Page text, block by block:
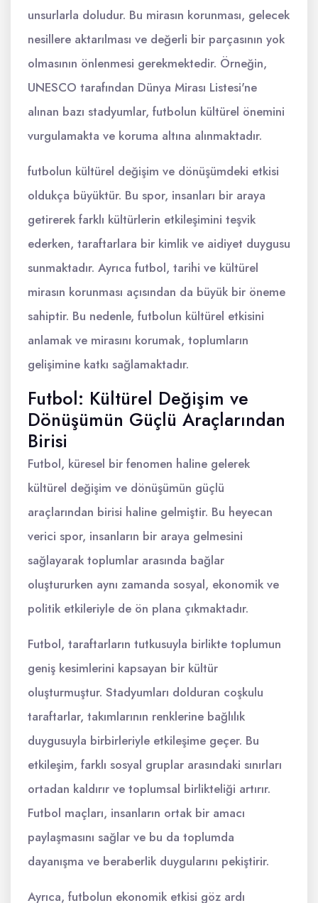
unsurlarla doludur. Bu mirasın korunması, gelecek
nesillere aktarılması ve değerli bir parçasının yok
olmasının önlenmesi gerekmektedir. Örneğin,
UNESCO tarafından Dünya Mirası Listesi'ne
alınan bazı stadyumlar, futbolun kültürel önemini
vurgulamakta ve koruma altına alınmaktadır.
futbolun kültürel değişim ve dönüşümdeki etkisi
oldukça büyüktür. Bu spor, insanları bir araya
getirerek farklı kültürlerin etkileşimini teşvik
ederken, taraftarlara bir kimlik ve aidiyet duygusu
sunmaktadır. Ayrıca futbol, tarihi ve kültürel
mirasın korunması açısından da büyük bir öneme
sahiptir. Bu nedenle, futbolun kültürel etkisini
anlamak ve mirasını korumak, toplumların
gelişimine katkı sağlamaktadır.
Futbol: Kültürel Değişim ve
Dönüşümün Güçlü Araçlarından
Birisi
Futbol, küresel bir fenomen haline gelerek
kültürel değişim ve dönüşümün güçlü
araçlarından birisi haline gelmiştir. Bu heyecan
verici spor, insanların bir araya gelmesini
sağlayarak toplumlar arasında bağlar
oluştururken aynı zamanda sosyal, ekonomik ve
politik etkileriyle de ön plana çıkmaktadır.
Futbol, taraftarların tutkusuyla birlikte toplumun
geniş kesimlerini kapsayan bir kültür
oluşturmuştur. Stadyumları dolduran coşkulu
taraftarlar, takımlarının renklerine bağlılık
duygusuyla birbirleriyle etkileşime geçer. Bu
etkileşim, farklı sosyal gruplar arasındaki sınırları
ortadan kaldırır ve toplumsal birlikteliği artırır.
Futbol maçları, insanların ortak bir amacı
paylaşmasını sağlar ve bu da toplumda
dayanışma ve beraberlik duygularını pekiştirir.
Ayrıca, futbolun ekonomik etkisi göz ardı